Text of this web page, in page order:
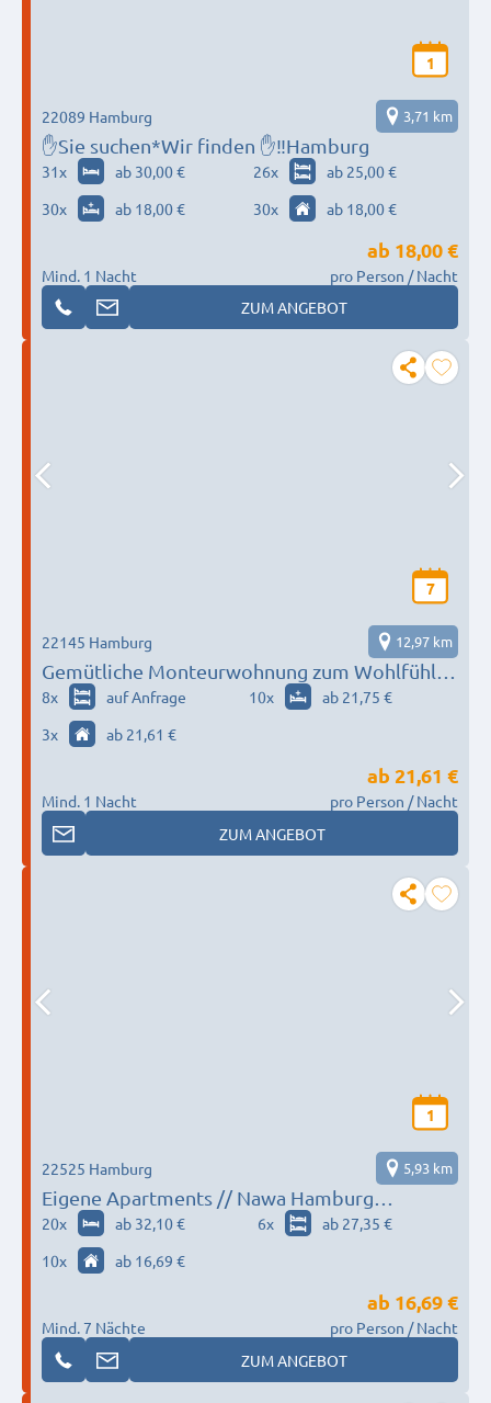
1
✋Sie suchen*Wir finden ✋‼️Hamburg
22089 Hamburg 3,71 km
31x ab 30,00 € 26x
ab 25,00 €
30x ab 18,00 € 30x ab 18,00 €
Mind. 1 Nacht
ab 18,00 €
pro Person / Nacht
ZUM ANGEBOT
7
Gemütliche Monteurwohnung zum Wohlfühlen
- michelle.ferienwohnung@gmail.com
22145 Hamburg 12,97 km
8x auf Anfrage 10x
ab 21,75 €
3x ab 21,61 €
Mind. 1 Nacht
ab 21,61 €
pro Person / Nacht
ZUM ANGEBOT
1
Eigene Apartments // Nawa Hamburg
Eimsbüttel
22525 Hamburg 5,93 km
20x ab 32,10 € 6x
ab 27,35 €
10x ab 16,69 €
Mind. 7 Nächte
ab 16,69 €
pro Person / Nacht
ZUM ANGEBOT